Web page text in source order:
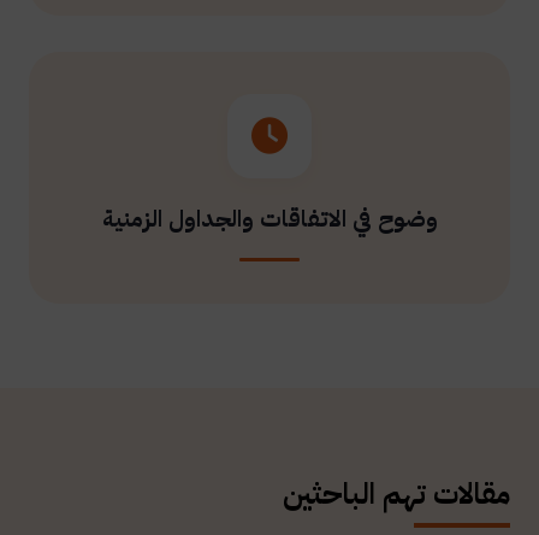
وضوح في الاتفاقات والجداول الزمنية
مقالات تهم الباحثين